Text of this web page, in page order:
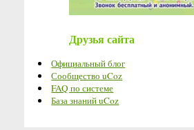
Друзья сайта
Официальный блог
Сообщество uCoz
FAQ по системе
База знаний uCoz